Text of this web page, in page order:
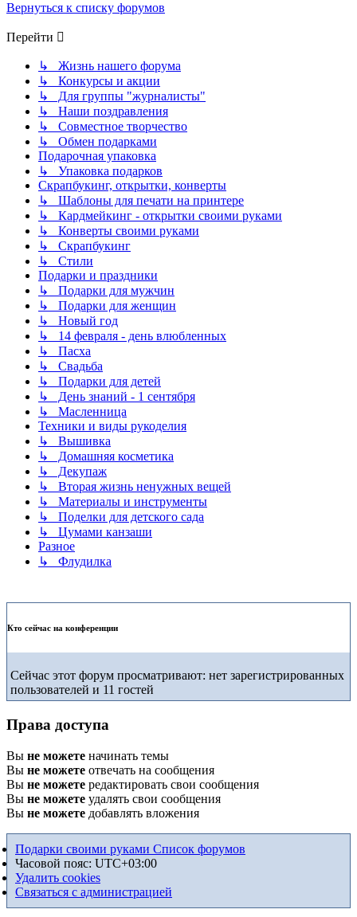
Вернуться к списку форумов
Перейти
↳ Жизнь нашего форума
↳ Конкурсы и акции
↳ Для группы "журналисты"
↳ Наши поздравления
↳ Совместное творчество
↳ Обмен подарками
Подарочная упаковка
↳ Упаковка подарков
Скрапбукинг, открытки, конверты
↳ Шаблоны для печати на принтере
↳ Кардмейкинг - открытки своими руками
↳ Конверты своими руками
↳ Скрапбукинг
↳ Стили
Подарки и праздники
↳ Подарки для мужчин
↳ Подарки для женщин
↳ Новый год
↳ 14 февраля - день влюбленных
↳ Пасха
↳ Свадьба
↳ Подарки для детей
↳ День знаний - 1 сентября
↳ Масленница
Техники и виды рукоделия
↳ Вышивка
↳ Домашняя косметика
↳ Декупаж
↳ Вторая жизнь ненужных вещей
↳ Материалы и инструменты
↳ Поделки для детского сада
↳ Цумами канзаши
Разное
↳ Флудилка
Кто сейчас на конференции
Сейчас этот форум просматривают: нет зарегистрированных
пользователей и 11 гостей
Права доступа
Вы не можете начинать темы
Вы не можете отвечать на сообщения
Вы не можете редактировать свои сообщения
Вы не можете удалять свои сообщения
Вы не можете добавлять вложения
Подарки своими руками Список форумов
Часовой пояс: UTC+03:00
Удалить cookies
Связаться с администрацией